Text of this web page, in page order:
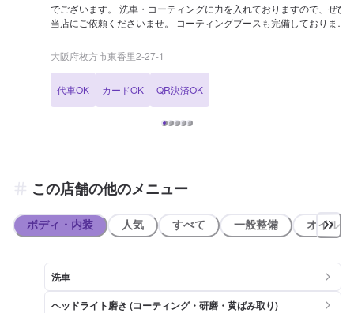
でございます。 洗車・コーティングに力を入れておりますので、ぜひ
当店にご依頼くださいませ。 コーティングブースも完備しておりま
業時間] 全日：7:00~21:00 【当店で行っているキャンペーン】 ドライ
ブオンでガソリン5円/L引き、モバイルペイで3円/L引きを実施中で
ております。 【資格保持者が在籍】 当SSには2級整備士が1名、3級
整備士が2名在籍しております。お車の整備はぜひ当店にご相談くだ
さいませ。 KeePerコーティング資格者については、EX1名、1級が2
apollostationのガソリンスタンドです。
大阪府枚方市東香里2-27-1
代車OK カードOK QR決済OK
この店舗の他のメニュー
ボディ・内装 人気 すべて 一般整備 オイル類
洗車
ヘッドライト磨き (コーティング・研磨・黄ばみ取り)